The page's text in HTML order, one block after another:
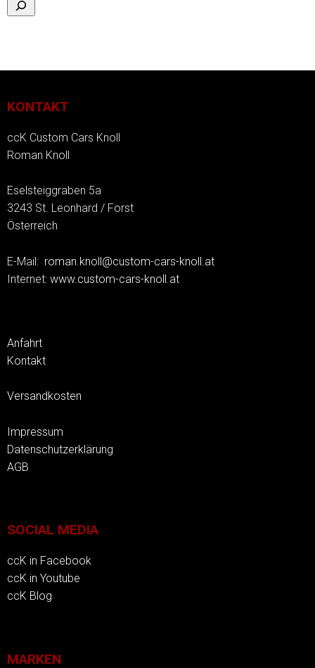
KONTAKT
ccK Custom Cars Knoll
Roman Knoll
Eselsteiggraben 5a
3243 St. Leonhard / Forst
Österreich
E-Mail: roman.knoll@custom-cars-knoll.at
Internet: www.custom-cars-knoll.at
Anfahrt
Kontakt
Versandkosten
Impressum
Datenschutzerklärung
AGB
SOCIAL MEDIA
ccK in Facebook
ccK in Youtube
ccK Blog
MARKEN